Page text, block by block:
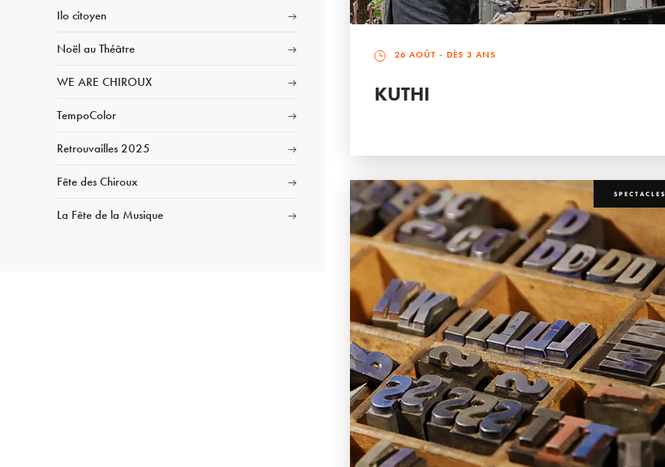
Ilo citoyen
Noël au Théâtre
WE ARE CHIROUX
TempoColor
Retrouvailles 2025
Fête des Chiroux
La Fête de la Musique
26 AOÛT - DÈS 3 ANS
KUTHI
SPECTACLES